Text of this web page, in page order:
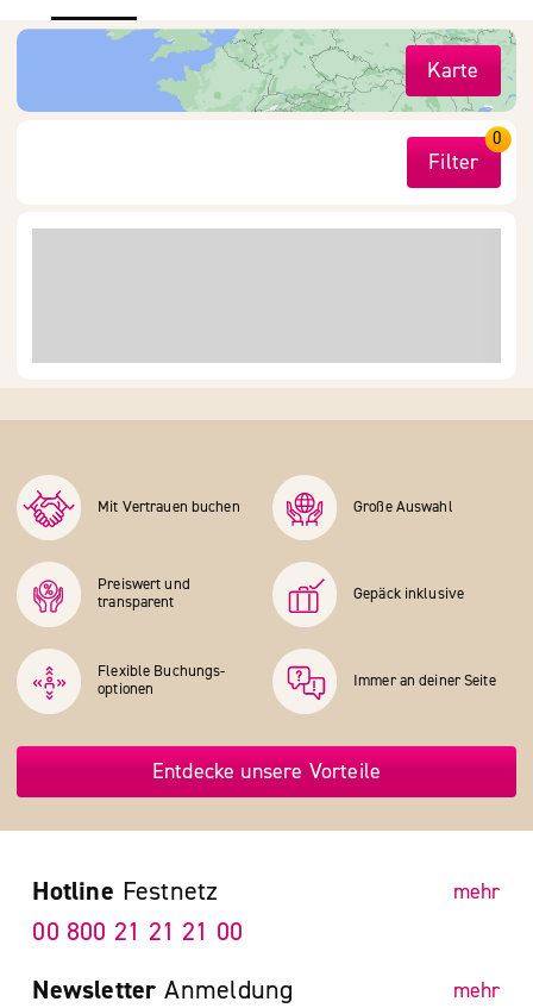
Karte
Filter
0
Mit Vertrauen buchen Große Auswahl
Preiswert und
transparent
Gepäck inklusive
Flexible Buchungs­
optionen
Immer an deiner Seite
Entdecke unsere Vorteile
Hotline Festnetz mehr
00 800 21 21 21 00
Newsletter Anmeldung mehr